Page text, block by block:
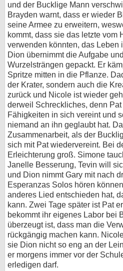
und der Bucklige Mann
Brayden warnt, dass er wieder
seine Armee zu erweitern,
kommt, dass sie das letzte vom
verwenden könnten, das Leben
Dion übernimmt die Aufgabe
Wurzelsträngen gepackt. Er
Spritze mitten in die Pflanze.
der Krater, sondern auch die
zurück und Nicole ist wieder
derweil Schreckliches, denn
Fähigkeiten in sich vereint und
niemand an ihn geglaubt hat.
Zusammenarbeit, als der
sich mit Pat wiedervereint. Bei
Erleichterung groß. Simone
Janelle Besserung, Tevin will
und Dion nimmt Gary mit nach
Esperanzas Solos hören
anderes Lied entschieden hat,
kann. Zwei Tage später ist Pat
bekommt ihr eigenes Labor bei
überzeugt ist, dass man die
rückgängig machen kann.
sie Dion nicht so eng an der
er morgens immer vor der
erledigen darf.